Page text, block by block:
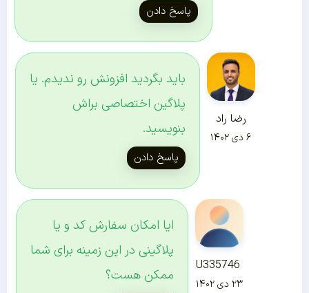
پاسخ دادن
رضا راد
۶ دی ۱۴۰۲
باید بگردید افزونش رو ندیدم. یا
پلاگین اختصاصی براش
بنویسید.
پاسخ دادن
U335746
۲۳ دی ۱۴۰۲
ایا امکان سفارش کد و یا
پلاگینی در این زمینه برای شما
ممکن هست؟